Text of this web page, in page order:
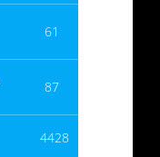
61
87
4428